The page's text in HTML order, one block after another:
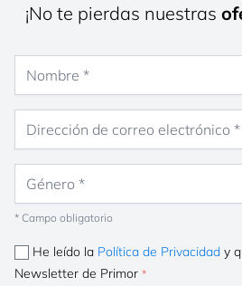
¡No te pierdas nuestras
* Campo obligatorio
He leído la Política de Privacidad y
Newsletter de Primor